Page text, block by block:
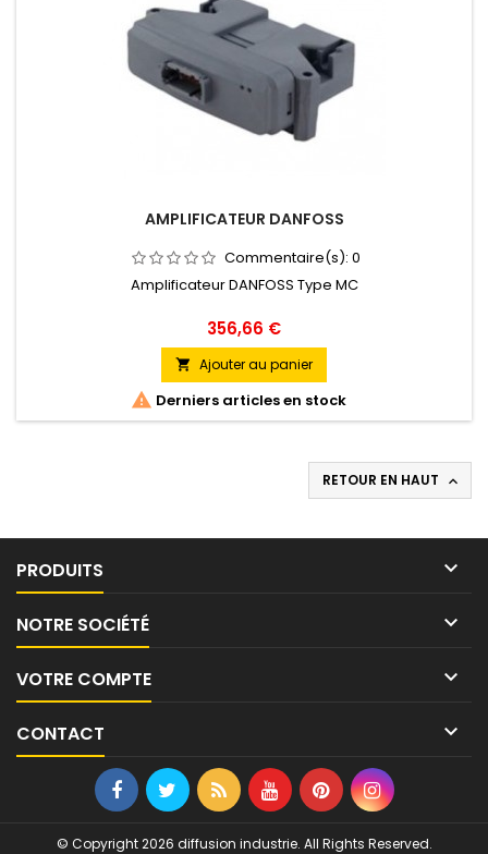
AMPLIFICATEUR DANFOSS
Commentaire(s): 0
Amplificateur DANFOSS Type MC
Prix
356,66 €
 Ajouter au panier
 Derniers articles en stock
RETOUR EN HAUT 
PRODUITS 
NOTRE SOCIÉTÉ 
VOTRE COMPTE 
CONTACT 
© Copyright 2026 diffusion industrie. All Rights Reserved.